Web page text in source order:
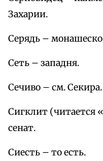
Захарии.
Серядь –
Сеть – западня.
Сечиво – см. Секира.
Сигклит (читается
сенат.
Сиесть – то есть.